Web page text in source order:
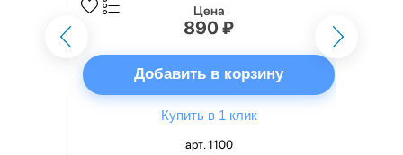
Цена
890 ₽
Добавить в корзину
Купить в 1 клик
арт. 1100